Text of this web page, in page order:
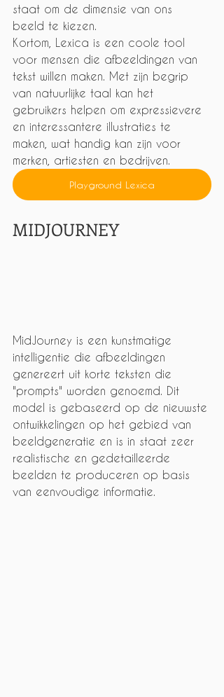
staat om de dimensie van ons
beeld te kiezen.
Kortom, Lexica is een coole tool
voor mensen die afbeeldingen van
tekst willen maken. Met zijn begrip
van natuurlijke taal kan het
gebruikers helpen om expressievere
en interessantere illustraties te
maken, wat handig kan zijn voor
merken, artiesten en bedrijven.
Playground Lexica
MIDJOURNEY
MidJourney is een kunstmatige
intelligentie die afbeeldingen
genereert uit korte teksten die
"prompts" worden genoemd. Dit
model is gebaseerd op de nieuwste
ontwikkelingen op het gebied van
beeldgeneratie en is in staat zeer
realistische en gedetailleerde
beelden te produceren op basis
van eenvoudige informatie.